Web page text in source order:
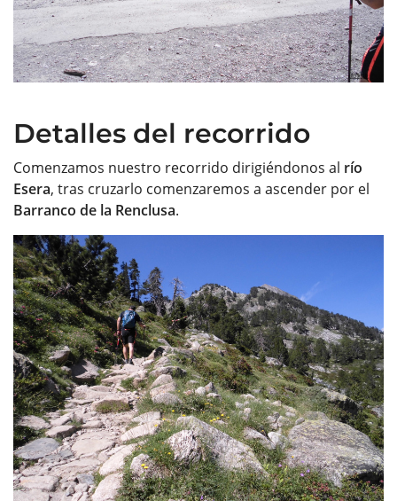
Detalles del recorrido
Comenzamos nuestro recorrido dirigiéndonos al río
Esera, tras cruzarlo comenzaremos a ascender por el
Barranco de la Renclusa.